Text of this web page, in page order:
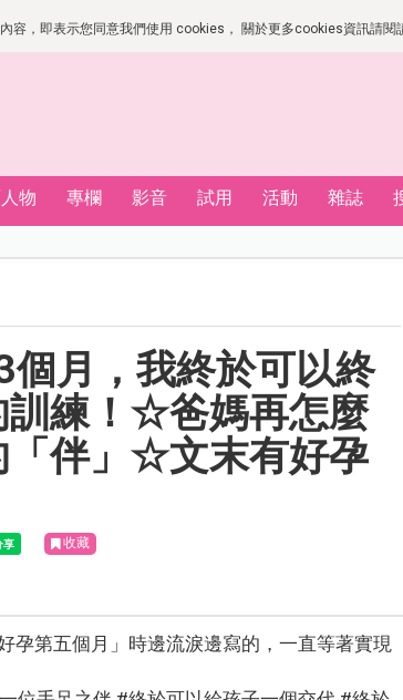
容，即表示您同意我們使用 cookies， 關於更多cookies資訊請閱
物 專欄 影音 試用 活動 雜誌
個月，我終於可以終
訓練！☆爸媽再怎麼
「伴」☆文末有好孕
收藏
孕第五個月」時邊流淚邊寫的，一直等著實現